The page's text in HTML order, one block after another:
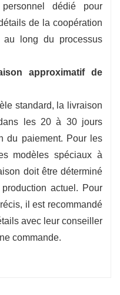
dédié pour
de la coopération
long du processus
approximatif de
standard, la livraison
les 20 à 30 jours
du paiement. Pour les
modèles spéciaux à
doit être déterminé
actuel. Pour
il est recommandé
avec leur conseiller
commande.